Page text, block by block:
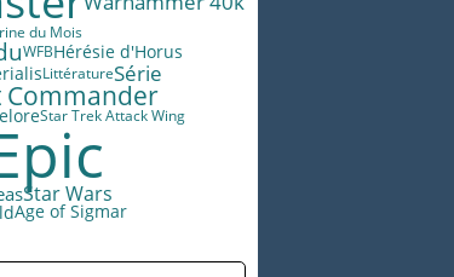
du Mois
WFBHérésie d'Horus
LittératureSérie
Commander
Star Trek Attack Wing
Star Wars
Age of Sigmar